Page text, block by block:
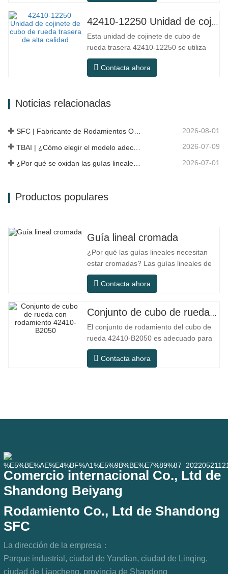
desplazamientos diarios, conducción a
carretera urbanas. SFC NO. NÚMERO
OEM NO.Otros.…
Esta unidad de cojinete de cubo de
rueda trasera 42410-12250 se utiliza
principalmente en el sistema de eje
trasero de modelos japoneses y
y estructuras de instalación. En
Contacta ahora
Noticias relacionadas
SFC | Fabricante de Rodamientos OEM vs Empresa Comercial 2026-08-01
2026-07-09
2026-07-01
Productos populares
Guía lineal cromada
¿Por qué las guías lineales necesitan
estar cromadas? Las guías lineales de
acero ordinario pueden satisfacer las
necesidades operativas básicas en
convencionales, pero en escenarios de
uso práctico como equipos de
automatización, máquinas herramienta
de precisión, equipos
Contacta ahora
El conjunto de rodamiento del cubo de
rueda 42410-B2050 es adecuado para
el mercado de mantenimiento y
reemplazo de automóviles, cumpliendo
Contacta ahora
Comercio internacional Co., Ltd de
Shandong Beiyang
Rodamiento Co., Ltd de Shandong
SFC
La dirección de la empresa：
Parque industrial, ciudad de Yandian, ciudad de Linqing,
ciudad de Liaocheng, provincia de Shandong